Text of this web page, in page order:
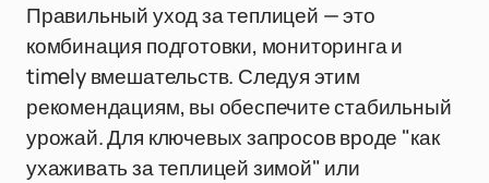
Правильный уход за теплицей — это
комбинация подготовки, мониторинга и
timely вмешательств. Следуя этим
рекомендациям, вы обеспечите стабильный
урожай. Для ключевых запросов вроде "как
ухаживать за теплицей зимой" или